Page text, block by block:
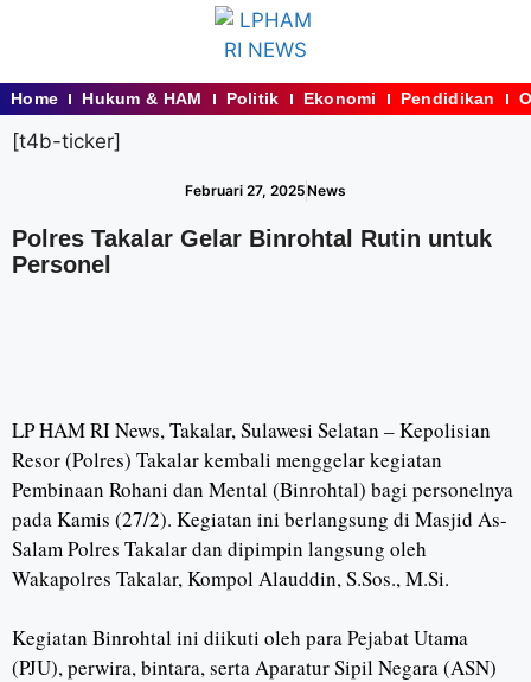
Home Hukum & HAM Politik Ekonomi Pendidikan
[t4b-ticker]
Februari 27, 2025News
Polres Takalar Gelar Binrohtal Rutin untuk
Personel
LP HAM RI News, Takalar, Sulawesi Selatan – Kepolisian
Resor (Polres) Takalar kembali menggelar kegiatan
Pembinaan Rohani dan Mental (Binrohtal) bagi personelnya
pada Kamis (27/2). Kegiatan ini berlangsung di Masjid As-
Salam Polres Takalar dan dipimpin langsung oleh
Wakapolres Takalar, Kompol Alauddin, S.Sos., M.Si.
Kegiatan Binrohtal ini diikuti oleh para Pejabat Utama
(PJU), perwira, bintara, serta Aparatur Sipil Negara (ASN)